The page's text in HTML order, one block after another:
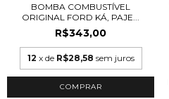
BOMBA COMBUSTÍVEL
ORIGINAL FORD KÁ, PAJE...
R$343,00
12 x de R$28,58 sem juros